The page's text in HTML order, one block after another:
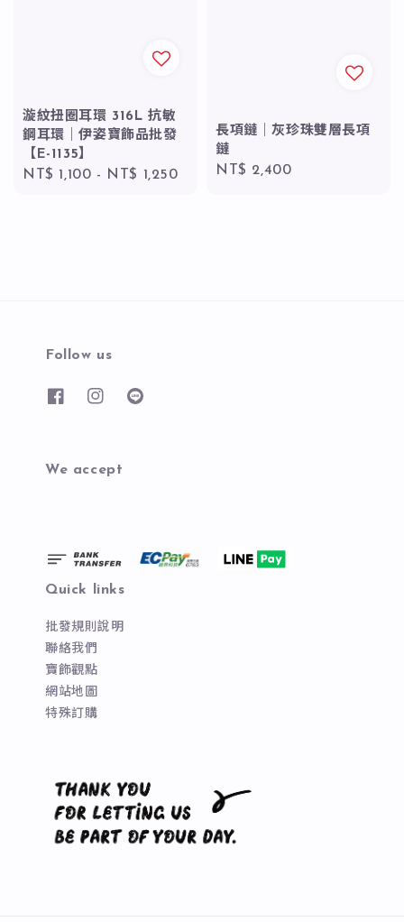
漩紋扭圈耳環 316L 抗敏
鋼耳環｜伊姿寶飾品批發
【E-1135】
Regular
NT$ 1,100 - NT$ 1,250
長項鏈｜灰珍珠雙層長項
鏈
Regular
NT$ 2,400
Follow us
We accept
Quick links
批發規則說明
聯絡我們
寶飾觀點
網站地圖
特殊訂購